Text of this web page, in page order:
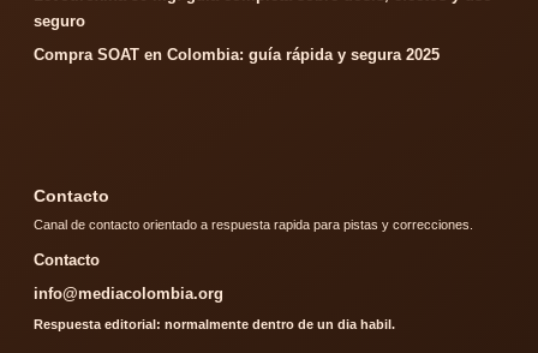
seguro
Compra SOAT en Colombia: guía rápida y segura 2025
Contacto
Canal de contacto orientado a respuesta rapida para pistas y correcciones.
Contacto
info@mediacolombia.org
Respuesta editorial: normalmente dentro de un dia habil.